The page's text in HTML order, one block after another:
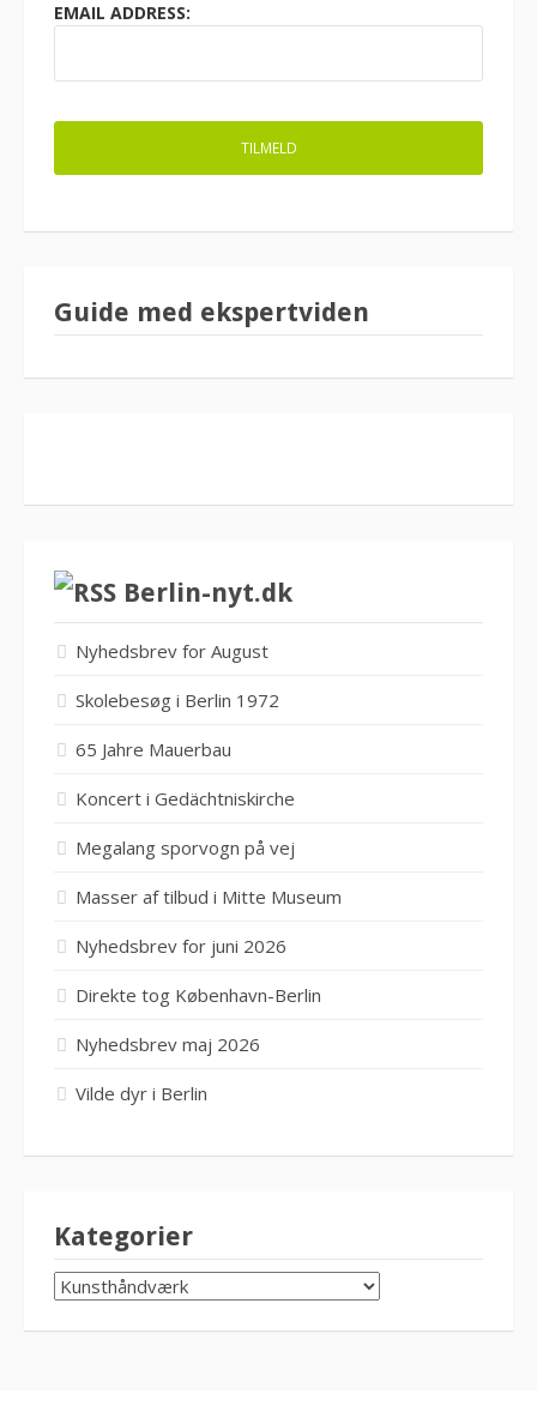
EMAIL ADDRESS:
Guide med ekspertviden
Berlin-nyt.dk
Nyhedsbrev for August
Skolebesøg i Berlin 1972
65 Jahre Mauerbau
Koncert i Gedächtniskirche
Megalang sporvogn på vej
Masser af tilbud i Mitte Museum
Nyhedsbrev for juni 2026
Direkte tog København-Berlin
Nyhedsbrev maj 2026
Vilde dyr i Berlin
Kategorier
KATEGORIER